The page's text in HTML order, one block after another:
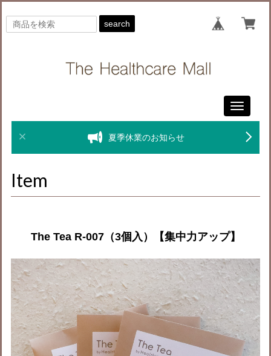
search
Toggle
夏季休業のお知らせ
Item
The Tea R-007（3個入）【集中力アップ】